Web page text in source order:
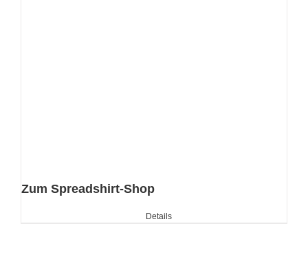
Zum Spreadshirt-Shop
Details